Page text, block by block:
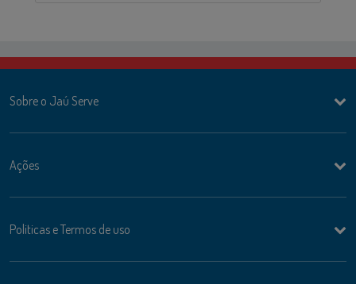
Sobre o Jaú Serve
Ações
Politicas e Termos de uso